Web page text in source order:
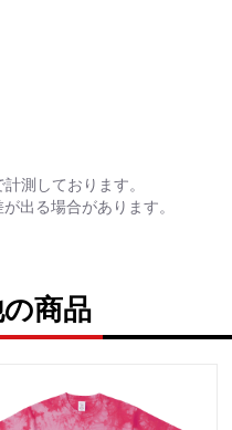
測しております。
出る場合があります。
商品